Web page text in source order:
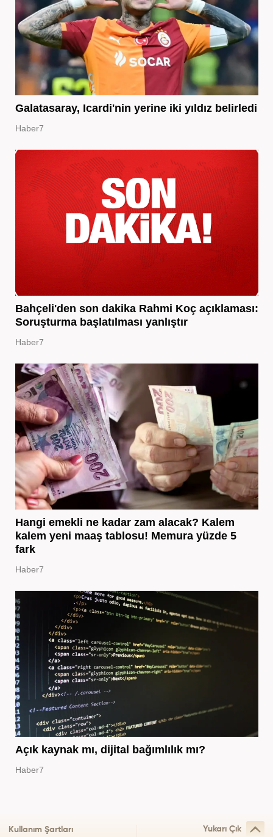
Galatasaray, Icardi'nin yerine iki yıldız belirledi
Haber7
Bahçeli'den son dakika Rahmi Koç açıklaması:
Soruşturma başlatılması yanlıştır
Haber7
Hangi emekli ne kadar zam alacak? Kalem
kalem yeni maaş tablosu! Memura yüzde 5
fark
Haber7
Açık kaynak mı, dijital bağımlılık mı?
Haber7
Kullanım Şartları Yukarı Çık